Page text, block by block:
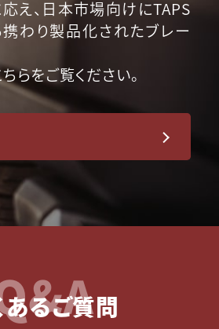
え、日本市場向けにTAPS
わり製品化されたブレー
らをご覧ください。
あるご質問